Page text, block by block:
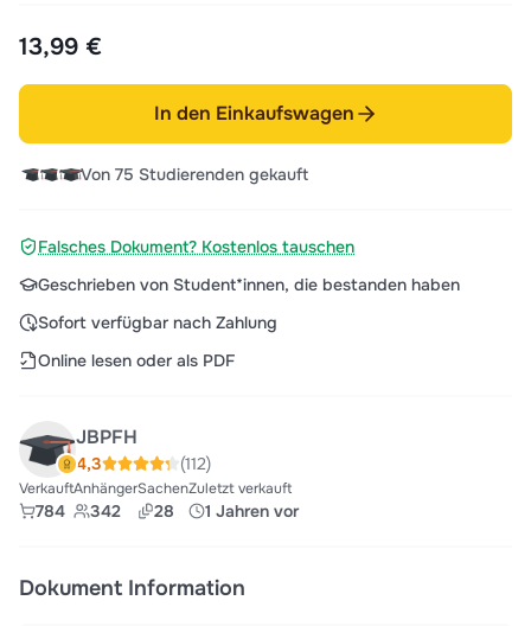
13,99 €
In den Einkaufswagen
Von 75 Studierenden gekauft
Falsches Dokument? Kostenlos tauschen
Geschrieben von Student*innen, die bestanden haben
Sofort verfügbar nach Zahlung
Online lesen oder als PDF
JBPFH
4,3 (112)
Verkauft
784
Anhänger
342
Sachen
28
Zuletzt verkauft
1 Jahren vor
Dokument Information